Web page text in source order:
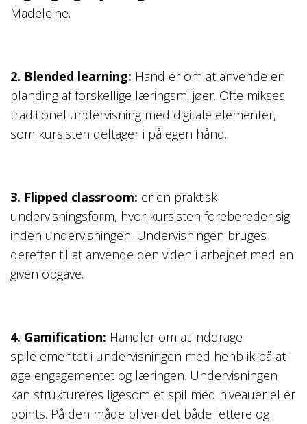
Madeleine.
2. Blended learning: Handler om at anvende en
blanding af forskellige læringsmiljøer. Ofte mikses
traditionel undervisning med digitale elementer,
som kursisten deltager i på egen hånd.
3. Flipped classroom: er en praktisk
undervisningsform, hvor kursisten forebereder sig
inden undervisningen. Undervisningen bruges
derefter til at anvende den viden i arbejdet med en
given opgave.
4. Gamification: Handler om at inddrage
spilelementet i undervisningen med henblik på at
øge engagementet og læringen. Undervisningen
kan struktureres ligesom et spil med niveauer eller
points. På den måde bliver det både lettere og